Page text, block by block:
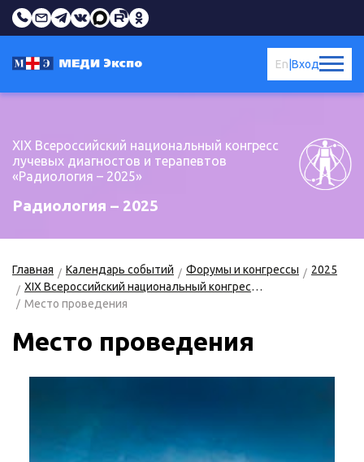
Вход
En
XIX Всероссийский национальный конгресс
лучевых диагностов и терапевтов
«Радиология – 2025»
Радиология – 2025
Главная Календарь событий Форумы и конгрессы
2025
XIX Всероссийский национальный конгресс лучевых диагностов и терапевтов «Радиология – 2025»
Место проведения
Место проведения